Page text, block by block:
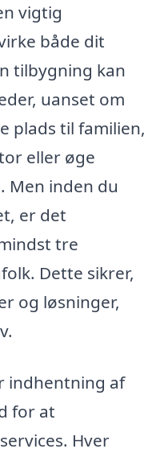
vigtig
både dit
tilbygning kan
uanset om
plads til familien,
eller øge
Men inden du
er det
tre
Dette sikrer,
og løsninger,
indhentning af
for at
Hver